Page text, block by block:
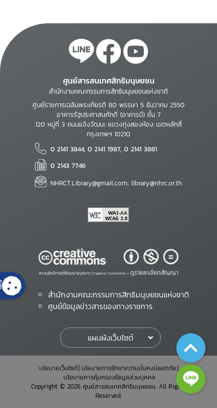
ศูนย์สารสนเทศสิทธิมนุษยชน
สำนักงานคณะกรรมการสิทธิมนุษยชนแห่งชาติ
ศูนย์ราชการเฉลิมพระเกียรติ 80 พรรษา 5 ธันวาคม 2550
อาคารรัฐประศาสนภักดี (อาคารบี) ชั้น 7
120 หมู่ที่ 3 ถนนแจ้งวัฒนะ แขวงทุ่งสองห้อง เขตหลักสี่
กรุงเทพฯ 10210
0 2141 3844, 0 2141 1987, 0 2141 3881
0 2143 7746
NHRCT.Library@gmail.com; library@nhrc.or.th
สงวนสิทธิ์ภายใต้สัญญาอนุญาต Creative Commons • ดูรายละเอียดสัญญา
สำนักงานคณะกรรมการสิทธิมนุษยชนแห่งชาติ
ศูนย์ข้อมูลข่าวสารของทางราชการ
แผนผังเว็บไซต์
นโยบายเว็บไซต์ นโยบายการรักษาความมั่นคงปลอดภัย
นโยบายการคุ้มครองข้อมูลส่วนบุคคล
Copyright © 2026 ศูนย์สารสนเทศสิทธิมนุษยชน. All Rights
Reserved.